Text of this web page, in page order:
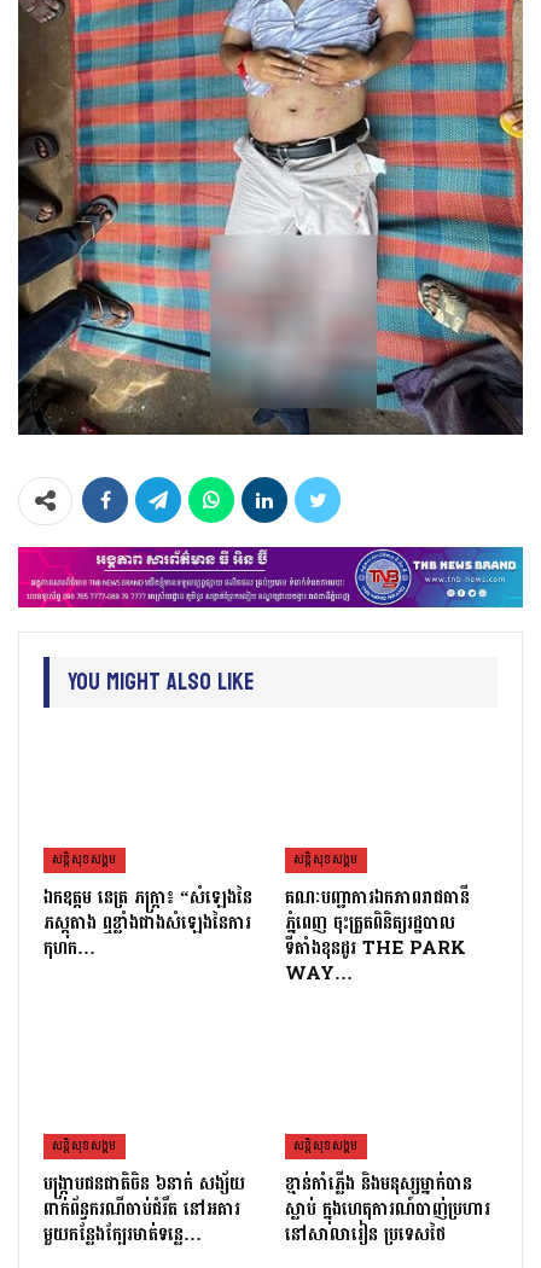
You Might Also Like
សន្តិសុខសង្គម
ឯកឧត្តម នេត្រ ភក្រ្តា៖ “សំឡេងនៃ
ភស្តុតាង ឮខ្លាំងជាងសំឡេងនៃការ
កុហក…
សន្តិសុខសង្គម
គណៈបញ្ជាការឯកភាពរាជធានី
ភ្នំពេញ ចុះត្រួតពិនិត្យរដ្ឋបាល
ទីតាំងខុនដូរ THE PARK
WAY…
សន្តិសុខសង្គម
បង្ក្រាបជនជាតិចិន ៦នាក់ សង្ស័យ
ពាក់ព័ន្ធករណីចាប់ជំរឹត នៅអគារ
មួយកន្លែងក្បែរមាត់ទន្លេ…
សន្តិសុខសង្គម
ខ្មាន់កាំភ្លើង និងមនុស្សម្នាក់បាន
ស្លាប់ ក្នុងហេតុការណ៍បាញ់ប្រហារ
នៅសាលារៀន ប្រទេសថៃ